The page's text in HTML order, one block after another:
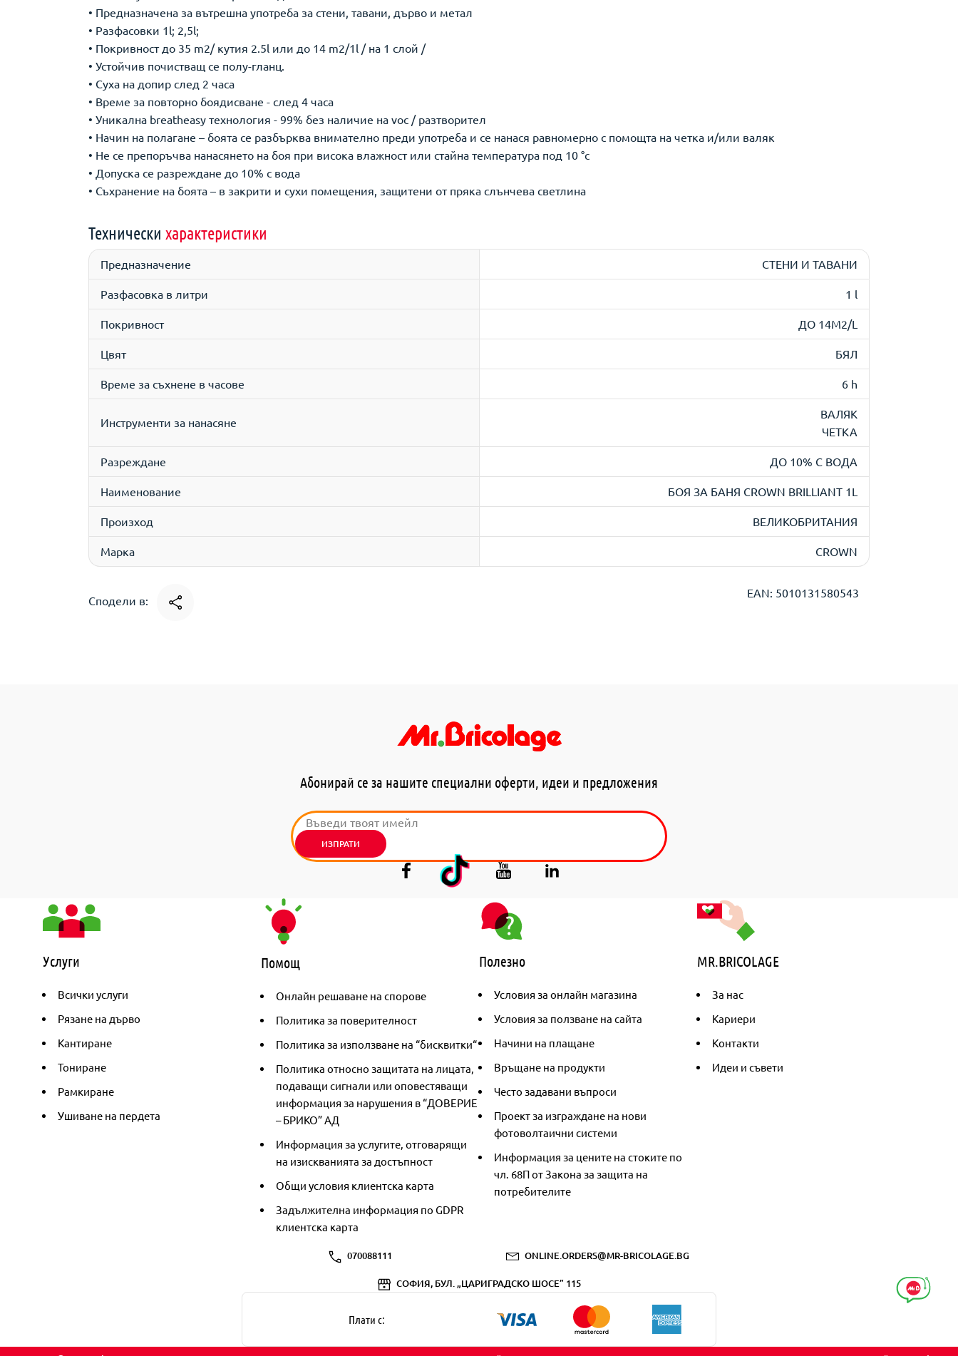
• Предназначена за вътрешна употреба за стени, тавани, дърво и метал
• Разфасовки 1l; 2,5l;
• Покривност до 35 m2/ кутия 2.5l или до 14 m2/1l / на 1 слой /
• Устойчив почистващ се полу-гланц.
• Суха на допир след 2 часа
• Време за повторно боядисване - след 4 часа
• Уникална breatheasy технология - 99% без наличие на voc / разтворител
• Начин на полагане – боята се разбърква внимателно преди употреба и се нанася равномерно с помощта на четка и/или валяк
• Не се препоръчва нанасянето на боя при висока влажност или стайна температура под 10 °c
• Допуска се разреждане до 10% с вода
• Съхранение на боята – в закрити и сухи помещения, защитени от пряка слънчева светлина
Технически характеристики
Предназначение СТЕНИ И ТАВАНИ
Разфасовка в литри 1 l
Покривност ДО 14M2/L
Цвят БЯЛ
Време за съхнене в часове 6 h
Инструменти за нанасяне
ВАЛЯК
ЧЕТКА
Разреждане ДО 10% С ВОДА
Наименование БОЯ ЗА БАНЯ CROWN BRILLIANT 1L
Произход ВЕЛИКОБРИТАНИЯ
Марка CROWN
Сподели в:
EAN: 5010131580543
Абонирай се за нашите специални оферти, идеи и предложения
ИЗПРАТИ
Услуги
Всички услуги
Рязане на дърво
Кантиране
Тониране
Рамкиране
Ушиване на пердета
Помощ
Онлайн решаване на спорове
Политика за поверителност
Политика за използване на “бисквитки“
Политика относно защитата на лицата,
подаващи сигнали или оповестяващи
информация за нарушения в “ДОВЕРИЕ
– БРИКО” АД
Информация за услугите, отговарящи
на изискванията за достъпност
Общи условия клиентска карта
Задължителна информация по GDPR
клиентска карта
Полезно
Условия за онлайн магазина
Условия за ползване на сайта
Начини на плащане
Връщане на продукти
Често задавани въпроси
Проект за изграждане на нови
фотоволтаични системи
Информация за цените на стоките по
чл. 68П от Закона за защита на
потребителите
MR.BRICOLAGE
За нас
Кариери
Контакти
Идеи и съвети
070088111 ONLINE.ORDERS@MR-BRICOLAGE.BG
СОФИЯ, БУЛ. „ЦАРИГРАДСКО ШОСЕ” 115
Плати с: